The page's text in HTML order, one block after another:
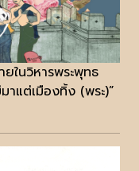
ในวิหารพระพุทธ
าแต่เมืองทิ้ง (พระ)”